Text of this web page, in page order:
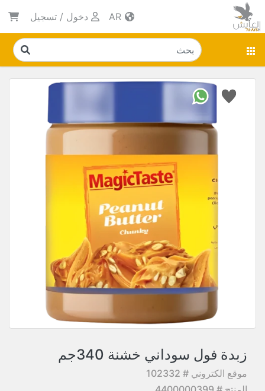
دخول / تسجيل
زبدة فول سوداني خشنة 340جم
موقع الكتروني # 102332